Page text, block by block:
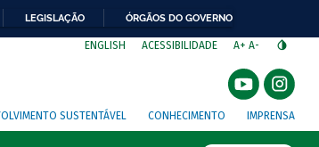
LEGISLAÇÃO ÓRGÃOS DO GOVERNO
ENGLISH ACESSIBILIDADE A+ A-
SUSTENTÁVEL CONHECIMENTO IMPRENSA